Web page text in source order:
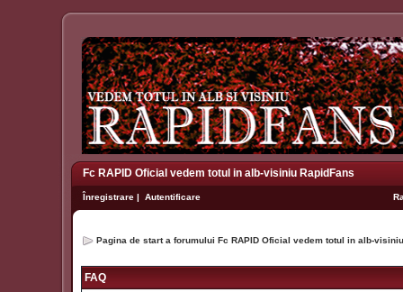
Fc RAPID Oficial vedem totul in alb-visiniu RapidFans
Înregistrare | Autentificare
Pagina de start a forumului Fc RAPID Oficial vedem totul in alb-
FAQ